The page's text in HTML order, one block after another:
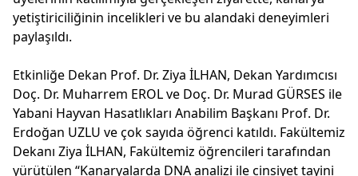
yetiştiriciliğinin incelikleri ve bu alandaki deneyimleri
paylaşıldı.
Etkinliğe Dekan Prof. Dr. Ziya İLHAN, Dekan Yardımcısı
Doç. Dr. Muharrem EROL ve Doç. Dr. Murad GÜRSES ile
Yabani Hayvan Hasatlıkları Anabilim Başkanı Prof. Dr.
Erdoğan UZLU ve çok sayıda öğrenci katıldı. Fakültemiz
Dekanı Ziya İLHAN, Fakültemiz öğrencileri tarafından
yürütülen “Kanaryalarda DNA analizi ile cinsiyet tayini